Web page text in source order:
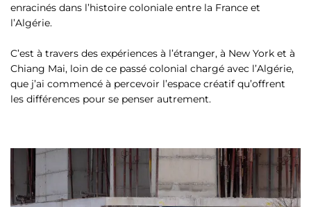
enracinés dans l’histoire coloniale entre la France et
l’Algérie.
C’est à travers des expériences à l’étranger, à New York et à
Chiang Mai, loin de ce passé colonial chargé avec l’Algérie,
que j’ai commencé à percevoir l’espace créatif qu’offrent
les différences pour se penser autrement.